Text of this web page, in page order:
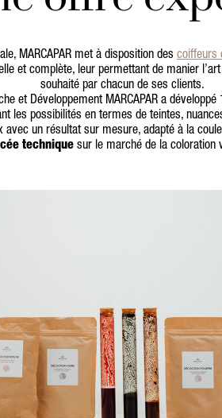
MARCAPAR met à disposition des coiffeurs
et complète, leur permettant de manier
souhaité par chacun de ses clients.
et Développement MARCAPAR a
les possibilités en termes de teintes,
avec un résultat sur mesure, adapté à la
techniquesur le marché de la coloration